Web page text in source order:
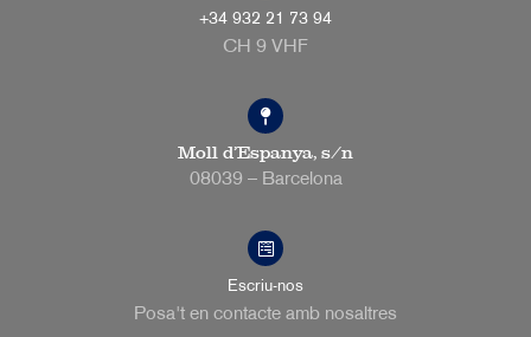
+34 932 21 73 94
CH 9 VHF
Moll d’Espanya, s/n
08039 – Barcelona
Escriu-nos
Posa't en contacte amb nosaltres